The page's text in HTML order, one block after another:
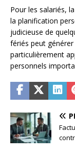
Pour les salariés,
la planification
judicieuse de
fériés peut
particulièrement
personnels